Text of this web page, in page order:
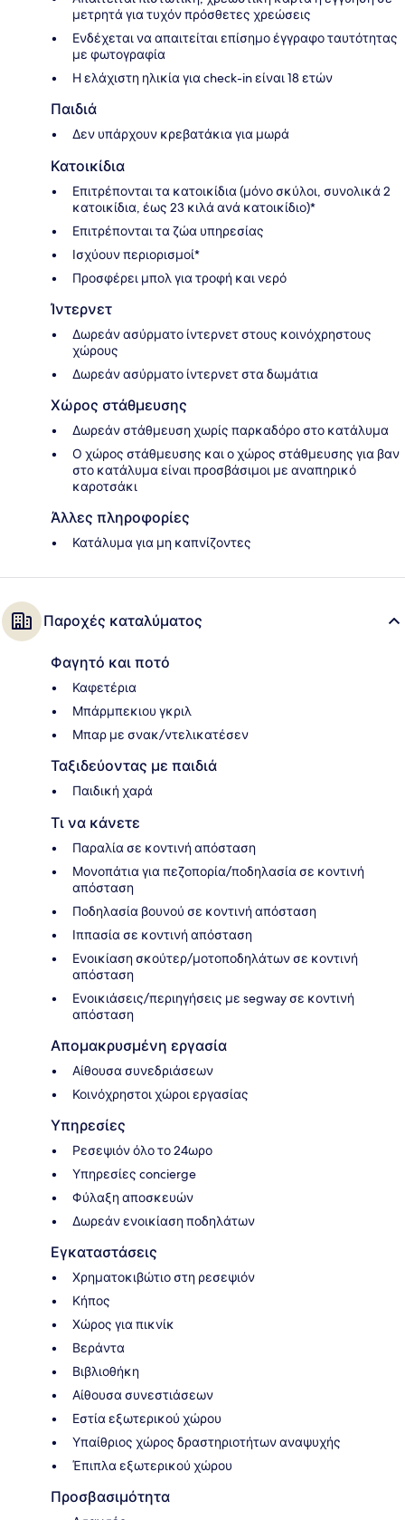
μετρητά για τυχόν πρόσθετες χρεώσεις
Ενδέχεται να απαιτείται επίσημο έγγραφο ταυτότητας
με φωτογραφία
Η ελάχιστη ηλικία για check-in είναι 18 ετών
Παιδιά
Δεν υπάρχουν κρεβατάκια για μωρά
Κατοικίδια
Επιτρέπονται τα κατοικίδια (μόνο σκύλοι, συνολικά 2
κατοικίδια, έως 23 κιλά ανά κατοικίδιο)*
Επιτρέπονται τα ζώα υπηρεσίας
Ισχύουν περιορισμοί*
Προσφέρει μπολ για τροφή και νερό
Ίντερνετ
Δωρεάν ασύρματο ίντερνετ στους κοινόχρηστους
χώρους
Δωρεάν ασύρματο ίντερνετ στα δωμάτια
Χώρος στάθμευσης
Δωρεάν στάθμευση χωρίς παρκαδόρο στο κατάλυμα
Ο χώρος στάθμευσης και ο χώρος στάθμευσης για βαν
στο κατάλυμα είναι προσβάσιμοι με αναπηρικό
καροτσάκι
Άλλες πληροφορίες
Κατάλυμα για μη καπνίζοντες
Παροχές καταλύματος
Φαγητό και ποτό
Καφετέρια
Μπάρμπεκιου γκριλ
Μπαρ με σνακ/ντελικατέσεν
Ταξιδεύοντας με παιδιά
Παιδική χαρά
Τι να κάνετε
Παραλία σε κοντινή απόσταση
Μονοπάτια για πεζοπορία/ποδηλασία σε κοντινή
απόσταση
Ποδηλασία βουνού σε κοντινή απόσταση
Ιππασία σε κοντινή απόσταση
Ενοικίαση σκούτερ/μοτοποδηλάτων σε κοντινή
απόσταση
Ενοικιάσεις/περιηγήσεις με segway σε κοντινή
απόσταση
Απομακρυσμένη εργασία
Αίθουσα συνεδριάσεων
Κοινόχρηστοι χώροι εργασίας
Υπηρεσίες
Ρεσεψιόν όλο το 24ωρο
Υπηρεσίες concierge
Φύλαξη αποσκευών
Δωρεάν ενοικίαση ποδηλάτων
Εγκαταστάσεις
Χρηματοκιβώτιο στη ρεσεψιόν
Κήπος
Χώρος για πικνίκ
Βεράντα
Βιβλιοθήκη
Αίθουσα συνεστιάσεων
Εστία εξωτερικού χώρου
Υπαίθριος χώρος δραστηριοτήτων αναψυχής
Έπιπλα εξωτερικού χώρου
Προσβασιμότητα